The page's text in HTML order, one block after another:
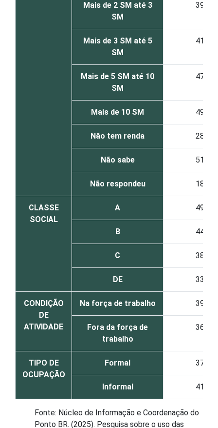
Mais de 2 SM até 3
SM
39
Mais de 3 SM até 5
SM
41
Mais de 5 SM até 10
SM
47
Mais de 10 SM 49
Não tem renda 28
Não sabe 51
Não respondeu 18
CLASSE
SOCIAL
A 49
B 44
C 38
DE 33
CONDIÇÃO
DE
ATIVIDADE
Na força de trabalho 39
Fora da força de
trabalho
36
TIPO DE
OCUPAÇÃO
Formal 37
Informal 41
Fonte: Núcleo de Informação e Coordenação do
Ponto BR. (2025). Pesquisa sobre o uso das